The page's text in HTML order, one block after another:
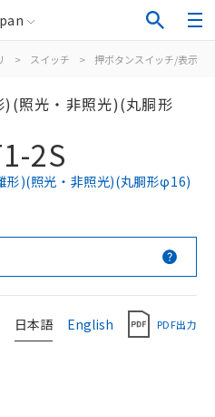
> スイッチ > 押ボタンスイッチ/表示灯
照光・非照光)(丸胴形
2S
形)(照光・非照光)(丸胴形φ16)
日本語 English PDF出力